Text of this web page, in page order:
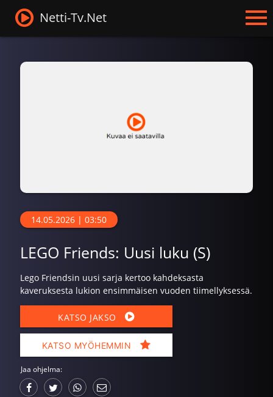
Netti-Tv.Net
14.05.2026 | 03:50
LEGO Friends: Uusi luku (S)
Lego Friendsin uusi sarja kertoo kahdeksasta
kaveruksesta lukion ensimmäisen vuoden tiimellyksessä.
KATSO JAKSO
KATSO MYÖHEMMIN
Jaa ohjelma: